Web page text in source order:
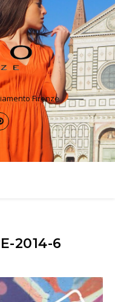
Firenze
2014-6